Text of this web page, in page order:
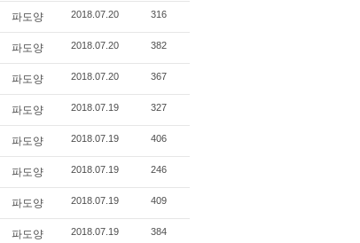
파도양 2018.07.20 316
파도양 2018.07.20 382
파도양 2018.07.20 367
파도양 2018.07.19 327
파도양 2018.07.19 406
파도양 2018.07.19 246
파도양 2018.07.19 409
파도양 2018.07.19 384